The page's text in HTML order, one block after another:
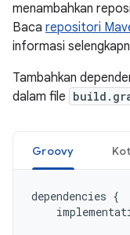
menambahkan
Baca repositori
informasi
Tambahkan
dalam file
Groovy
dependencies {